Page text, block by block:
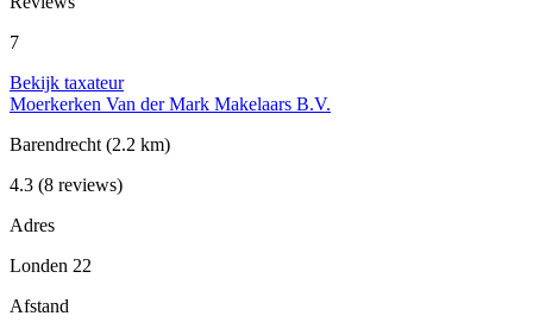
7
Bekijk taxateur
Moerkerken Van der Mark Makelaars B.V.
Barendrecht (2.2 km)
4.3 (8 reviews)
Adres
Londen 22
Afstand